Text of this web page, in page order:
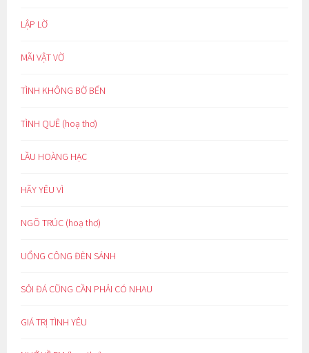
LẬP LỜ
MÃI VẬT VỜ
TÌNH KHÔNG BỜ BẾN
TÌNH QUÊ (hoạ thơ)
LẦU HOÀNG HẠC
HÃY YÊU VÌ
NGÕ TRÚC (hoạ thơ)
UỔNG CÔNG ĐÈN SÁNH
SỎI ĐÁ CŨNG CẦN PHẢI CÓ NHAU
GIÁ TRỊ TÌNH YÊU